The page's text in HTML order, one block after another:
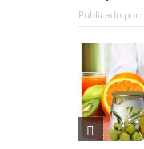
Publicado por: